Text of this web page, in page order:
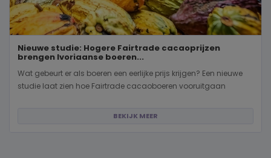
Nieuwe studie: Hogere Fairtrade cacaoprijzen
brengen Ivoriaanse boeren...
Wat gebeurt er als boeren een eerlijke prijs krijgen? Een nieuwe
studie laat zien hoe Fairtrade cacaoboeren vooruitgaan
BEKIJK MEER